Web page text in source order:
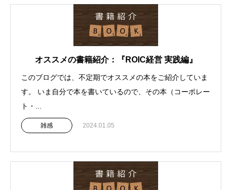
オススメの書籍紹介：『ROIC経営 実践編』
このブログでは、不定期でオススメの本をご紹介していま
す。 いま自分で本を書いているので、その本（コーポレー
ト・...
雑感 2024.01.05